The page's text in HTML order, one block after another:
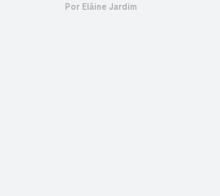
Por Elâine Jardim